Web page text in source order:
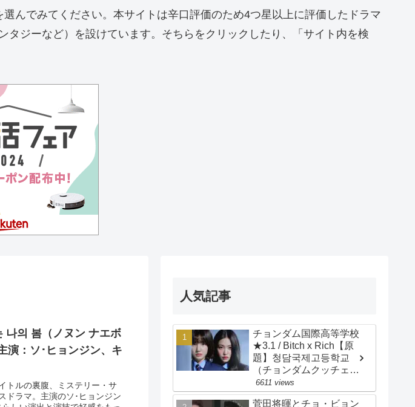
んでみてください。本サイトは辛口評価のため4つ星以上に評価したドラマ
ジーなど）を設けています。そちらをクリックしたり、「サイト内を検
의 봄（ノヌン ナエボ
演：ソ･ヒョンジン、キ
トルの裏腹、ミステリー・サ
ドラマ。主演のソ･ヒョンジン
人気記事
チョンダム国際高等学校
★3.1 / Bitch x Rich【原
題】청담국제고등학교
（チョンダムクッチェ
コドゥンハッキョ）/
Cheongdam
6611 views
菅田将暉とチョ・ビョン